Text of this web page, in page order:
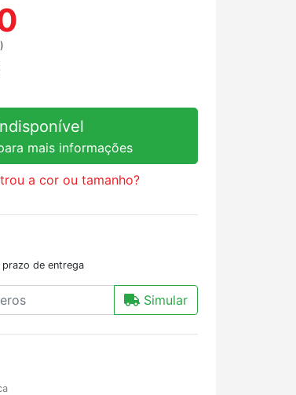
mais informações
a cor ou tamanho?
de entrega
Simular